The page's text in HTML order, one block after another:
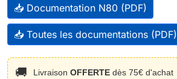
📥 Documentation N80 (PDF)
📥 Toutes les documentations (PDF)
🚚 Livraison OFFERTE dès 75€ d'achat